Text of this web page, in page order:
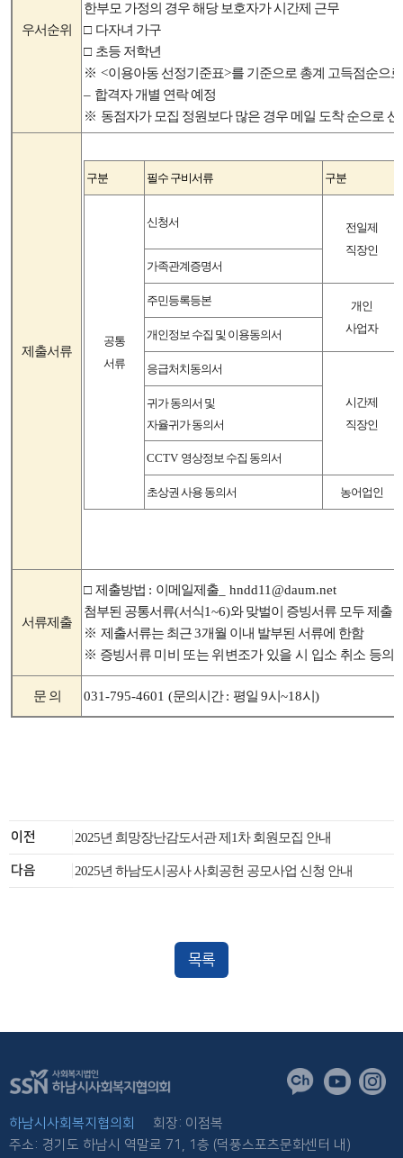
우서순위
한부모 가정의 경우 해당 보호자가 시간제 근무
□ 다자녀 가구
□ 초등 저학년
※ <이용아동 선정기준표>를 기준으로 총계 고득점순으
– 합격자 개별 연락 예정
※ 동점자가 모집 정원보다 많은 경우 메일 도착 순으로 선
제출서류
구분 필수 구비서류 구분
공통
서류
신청서
전일제
직장인
가족관계증명서
주민등록등본
개인
사업자
개인정보 수집 및 이용동의서
응급처치동의서
시간제
직장인
귀가 동의서 및
자율귀가 동의서
CCTV 영상정보 수집 동의서
초상권 사용 동의서 농어업인
서류제출
□ 제출방법 : 이메일제출 _ hndd11@daum.net
첨부된 공통서류(서식1~6)와 맞벌이 증빙서류 모두 제출
※ 제출서류는 최근3개월 이내 발부된 서류에 한함
※ 증빙서류 미비 또는 위변조가 있을 시 입소 취소 등의
문 의 031-795-4601 (문의시간: 평일 9시 ~18시 )
이전 2025년 희망장난감도서관 제1차 회원모집 안내
다음 2025년 하남도시공사 사회공헌 공모사업 신청 안내
목록
하남시사회복지협의회
회장: 이점복
주소: 경기도 하남시 역말로 71, 1층 (덕풍스포츠문화센터 내)